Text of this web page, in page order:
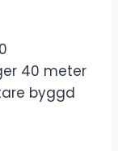
40 meter
byggd